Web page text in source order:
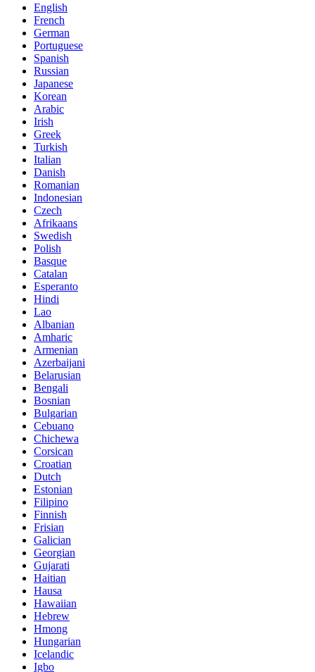
English
French
German
Portuguese
Spanish
Russian
Japanese
Korean
Arabic
Irish
Greek
Turkish
Italian
Danish
Romanian
Indonesian
Czech
Afrikaans
Swedish
Polish
Basque
Catalan
Esperanto
Hindi
Lao
Albanian
Amharic
Armenian
Azerbaijani
Belarusian
Bengali
Bosnian
Bulgarian
Cebuano
Chichewa
Corsican
Croatian
Dutch
Estonian
Filipino
Finnish
Frisian
Galician
Georgian
Gujarati
Haitian
Hausa
Hawaiian
Hebrew
Hmong
Hungarian
Icelandic
Igbo